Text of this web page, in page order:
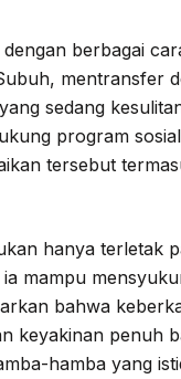
berbagai
mentransfer
sedang
program
tersebut
hanya terletak
mampu
bahwa
keyakinan penuh
hamba yang